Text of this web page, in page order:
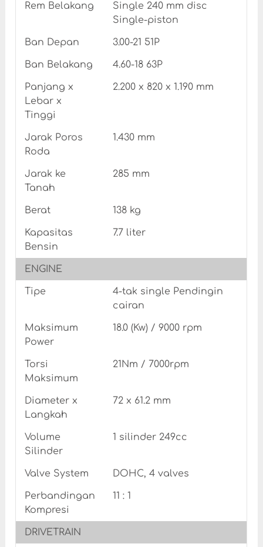
Rem Belakang
Single 240 mm disc
Single-piston
Ban Depan 3.00-21 51P
Ban Belakang 4.60-18 63P
Panjang x
Lebar x
Tinggi
2.200 x 820 x 1.190 mm
Jarak Poros
Roda
1.430 mm
Jarak ke
Tanah
285 mm
Berat 138 kg
Kapasitas
Bensin
7.7 liter
ENGINE
Tipe
4-tak single Pendingin
cairan
Maksimum
Power
18.0 (Kw) / 9000 rpm
Torsi
Maksimum
21Nm / 7000rpm
Diameter x
Langkah
72 x 61.2 mm
Volume
Silinder
1 silinder 249cc
Valve System DOHC, 4 valves
Perbandingan
Kompresi
11 : 1
DRIVETRAIN